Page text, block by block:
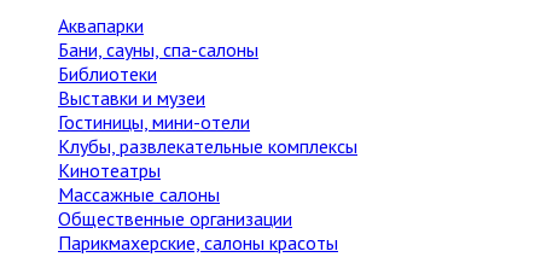
Аквапарки
Бани, сауны, спа-салоны
Библиотеки
Выставки и музеи
Гостиницы, мини-отели
Клубы, развлекательные комплексы
Кинотеатры
Массажные салоны
Общественные организации
Парикмахерские, салоны красоты